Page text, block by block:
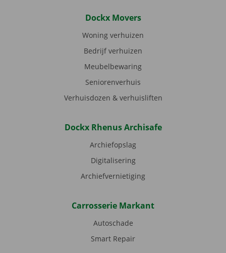
Dockx Movers
Woning verhuizen
Bedrijf verhuizen
Meubelbewaring
Seniorenverhuis
Verhuisdozen & verhuisliften
Dockx Rhenus Archisafe
Archiefopslag
Digitalisering
Archiefvernietiging
Carrosserie Markant
Autoschade
Smart Repair